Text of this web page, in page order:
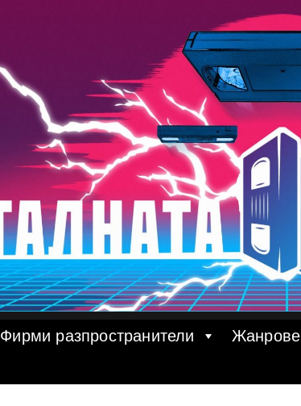
Фирми разпространители Жанрове